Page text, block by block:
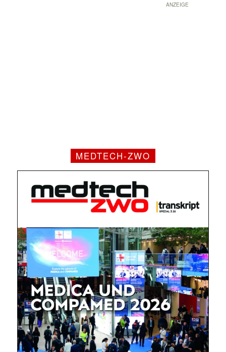
ANZEIGE
MEDTECH-ZWO